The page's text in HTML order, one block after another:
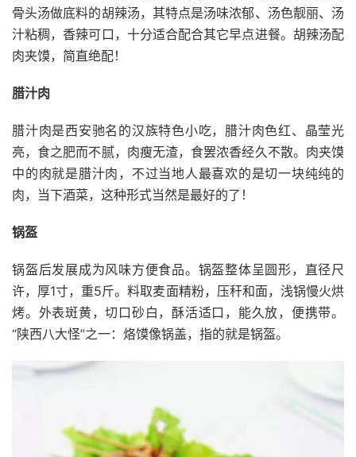
骨头汤做底料的胡辣汤，其特点是汤味浓郁、汤色靓丽、汤
汁粘稠，香辣可口，十分适合配合其它早点进餐。胡辣汤配
肉夹馍，简直绝配！
腊汁肉
腊汁肉是西安驰名的汉族特色小吃，腊汁肉色红、晶莹光
亮，食之肥而不腻，肉瘦无渣，食罢浓香经久不散。肉夹馍
中的肉就是腊汁肉，不过当地人最喜欢的是切一块纯纯的
肉，当下酒菜，这种形式当然是最好的了！
锅盔
锅盔后发展成为风味方便食品。锅盔整体呈圆形，直径尺
许，厚1寸，重5斤。料取麦面精粉，压秆和面，浅锅慢火烘
烤。外表斑黄，切口砂白，酥活适口，能久放，便携带。
“陕西八大怪”之一：烙馍像锅盖，指的就是锅盔。